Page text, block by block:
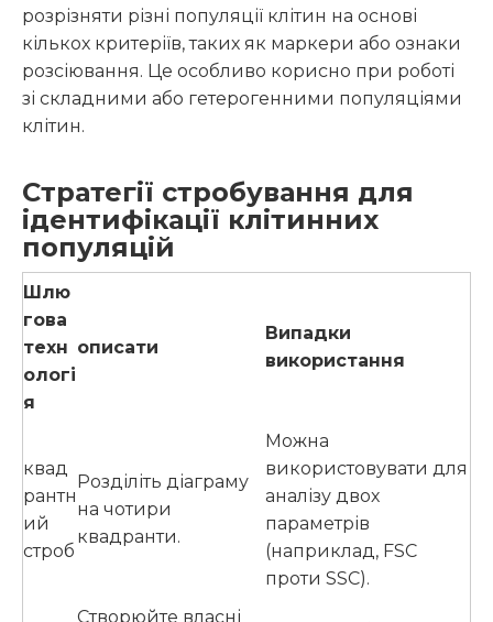
розрізняти різні популяції клітин на основі
кількох критеріїв, таких як маркери або ознаки
розсіювання. Це особливо корисно при роботі
зі складними або гетерогенними популяціями
клітин.
Стратегії стробування для
ідентифікації клітинних
популяцій
Шлю
гова
техн
ологі
я
описати
Випадки
використання
квад
рантн
ий
строб
Розділіть діаграму
на чотири
квадранти.
Можна
використовувати для
аналізу двох
параметрів
(наприклад, FSC
проти SSC).
Створюйте власні